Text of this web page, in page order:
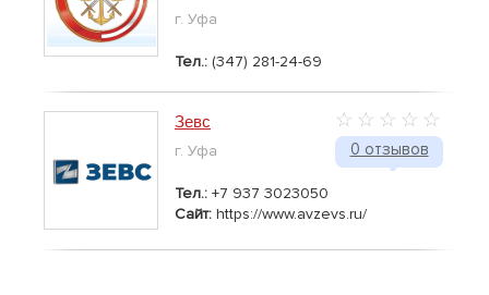
г. Уфа
Тел.: (347) 281-24-69
0 отзывов
Зевс
г. Уфа
Тел.: +7 937 3023050
Сайт: https://www.avzevs.ru/